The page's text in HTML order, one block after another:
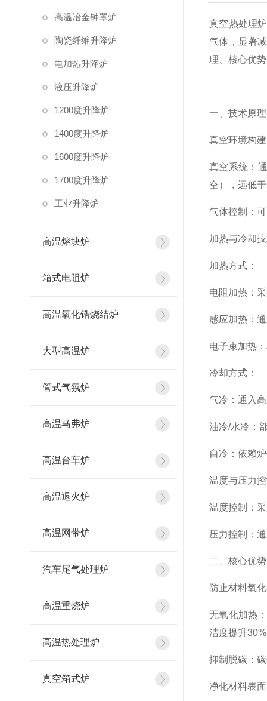
高温冶金钟罩炉
陶瓷纤维升降炉
电加热升降炉
液压升降炉
1200度升降炉
1400度升降炉
1600度升降炉
1700度升降炉
工业升降炉
高温熔块炉
箱式电阻炉
高温氧化锆烧结炉
大型高温炉
管式气氛炉
高温马弗炉
高温台车炉
高温退火炉
高温网带炉
汽车尾气处理炉
高温重烧炉
高温热处理炉
真空箱式炉
真空热处理
气体，显著
理、核心优
一、技术原理
真空环境构建
真空系统：
空），远低
气体控制：
加热与冷却
加热方式：
电阻加热：
感应加热：
电子束加热
冷却方式：
气冷：通入
油冷/水冷：
自冷：依赖
温度与压力
温度控制：
压力控制：
二、核心优势
防止材料氧
无氧化加热
洁度提升
抑制脱碳：
净化材料表面